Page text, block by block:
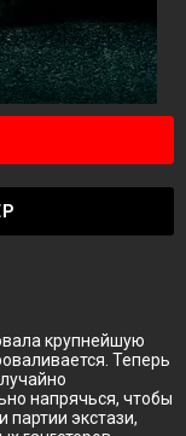
крупнейшую
Теперь
напрячься, чтобы
партии экстази,